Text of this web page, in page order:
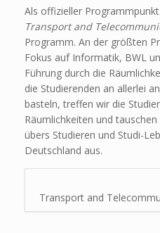
Als offizieller
Transport and
Programm. An der größten
Fokus auf Informatik, BWL
Führung durch die
die Studierenden an allerlei
basteln, treffen wir die
Räumlichkeiten und
übers Studieren und Studi-
Deutschland aus.
Transport and